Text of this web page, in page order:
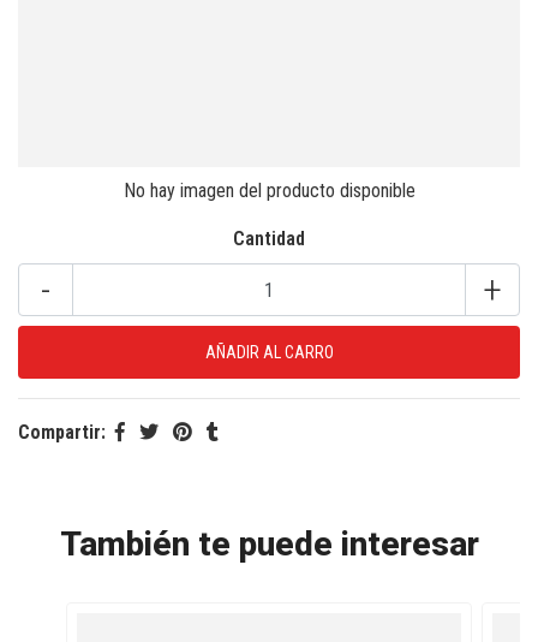
No hay imagen del producto disponible
Cantidad
+
-
Compartir:
También te puede interesar